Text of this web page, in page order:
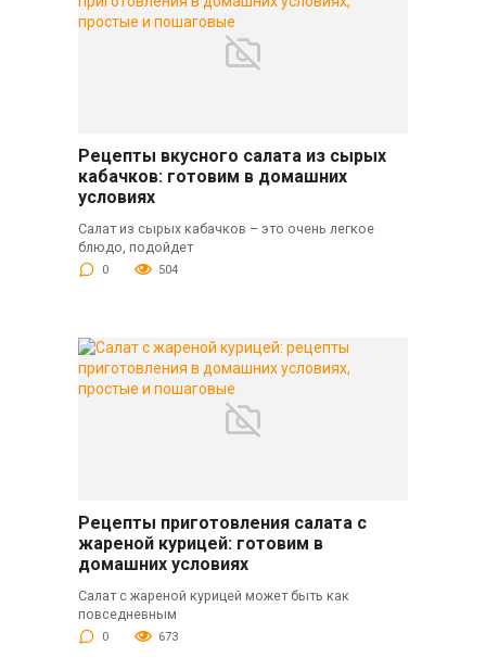
Рецепты вкусного салата из сырых
кабачков: готовим в домашних
условиях
Салат из сырых кабачков – это очень легкое
блюдо, подойдет
0 504
Рецепты приготовления салата с
жареной курицей: готовим в
домашних условиях
Салат с жареной курицей может быть как
повседневным
0 673